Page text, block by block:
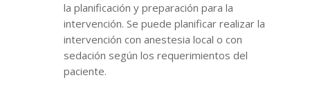
la planificación y preparación para la
intervención. Se puede planificar realizar la
intervención con anestesia local o con
sedación según los requerimientos del
paciente.